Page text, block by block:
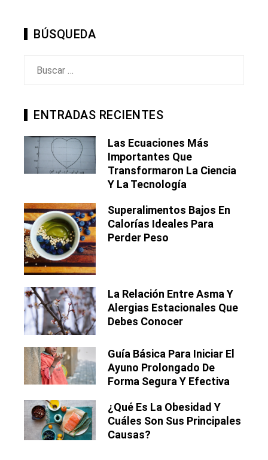
BÚSQUEDA
ENTRADAS RECIENTES
Las Ecuaciones Más
Importantes Que
Transformaron La Ciencia
Y La Tecnología
Superalimentos Bajos En
Calorías Ideales Para
Perder Peso
La Relación Entre Asma Y
Alergias Estacionales Que
Debes Conocer
Guía Básica Para Iniciar El
Ayuno Prolongado De
Forma Segura Y Efectiva
¿Qué Es La Obesidad Y
Cuáles Son Sus Principales
Causas?